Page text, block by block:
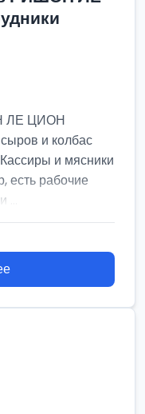
ЛЕ ЦИОН
и колбас
и мясники
есть рабочие